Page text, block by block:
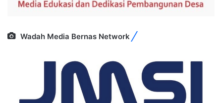
Wadah Media Bernas Network